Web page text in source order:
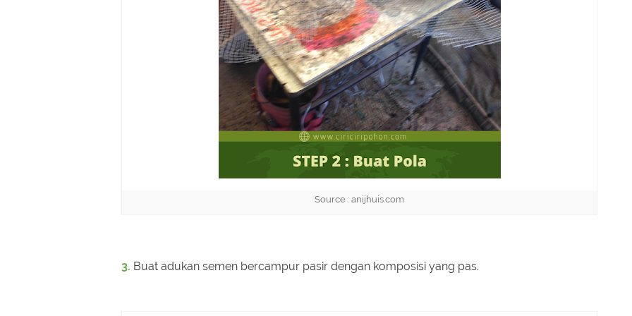
Source : anijhuis.com
3. Buat adukan semen bercampur pasir dengan komposisi yang pas.